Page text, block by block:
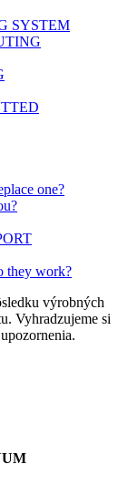
SYSTEM
one?
they work?
výrobných
Vyhradzujeme si